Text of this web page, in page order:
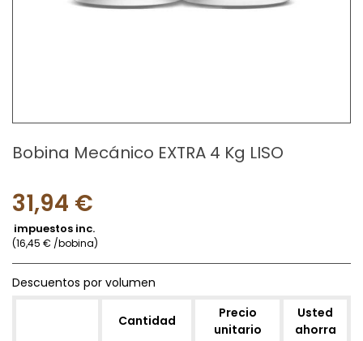
Bobina Mecánico EXTRA 4 Kg LISO
31,94 €
impuestos inc.
(16,45 € /bobina)
Descuentos por volumen
Cantidad
Precio
unitario
Usted
ahorra